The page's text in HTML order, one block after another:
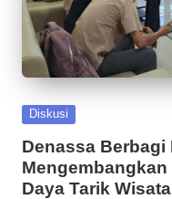
Posted
Diskusi
Denassa Berbagi
Daya Tarik Wisata